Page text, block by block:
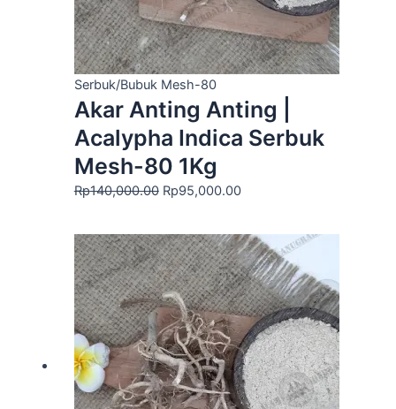
Serbuk/Bubuk Mesh-80
Akar Anting Anting |
Acalypha Indica Serbuk
Mesh-80 1Kg
Rp140,000.00 Rp95,000.00